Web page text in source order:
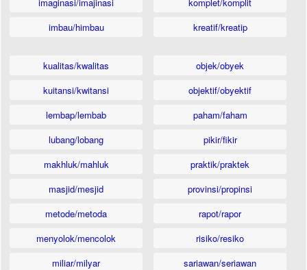
imbau/himbau
kreatif/kreatip
kualitas/kwalitas
kuitansi/kwitansi
lembap/lembab
lubang/lobang
makhluk/mahluk
masjid/mesjid
metode/metoda
menyolok/mencolok
miliar/milyar
objek/obyek
objektif/obyektif
paham/faham
pikir/fikir
praktik/praktek
provinsi/propinsi
rapot/rapor
risiko/resiko
sariawan/seriawan